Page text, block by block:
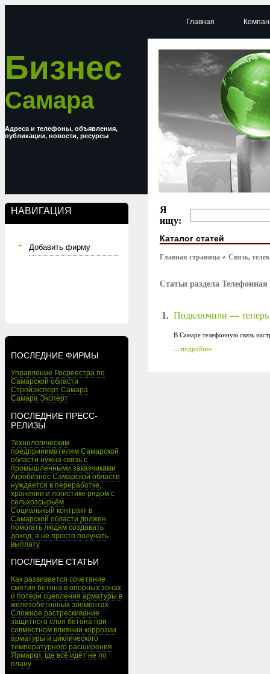
Бизнес
Самара
Адреса и телефоны, объявления,
публикации, новости, ресурсы
НАВИГАЦИЯ
Добавить фирму
ПОСЛЕДНИЕ ФИРМЫ
Управление Росреестра по
Самарской области
Стройэксперт Самара
Самара Эксперт
ПОСЛЕДНИЕ ПРЕСС-
РЕЛИЗЫ
Технологическим
предпринимателям Самарской
области нужна связь с
промышленными заказчиками
Агробизнес Самарской области
нуждается в переработке,
хранении и логистике рядом с
сельхозсырьём
Социальный контракт в
Самарской области должен
помогать людям создавать
доход, а не просто получать
выплату
ПОСЛЕДНИЕ СТАТЬИ
Как развивается сочетание
смятия бетона в опорных зонах
и потери сцепления арматуры в
железобетонных элементах
Сложное растрескивание
защитного слоя бетона при
совместном влиянии коррозии
арматуры и циклического
температурного расширения
Ярмарки, где всё идёт не по
плану
Главная
Я
ищу:
Каталог статей
Главная страница Связь,
Статьи раздела Телефонная
1. Подключили — теперь
В Самаре телефонную связь
подробнее